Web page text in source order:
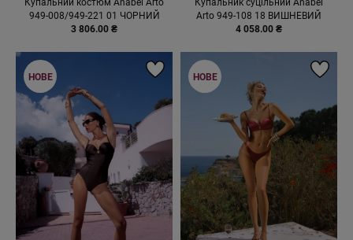
Купальний костюм Anabel Arto
949-008/949-221 01 ЧОРНИЙ
3 806.00 ₴
Купальник суцільний Anabel
Arto 949-108 18 ВИШНЕВИЙ
4 058.00 ₴
НОВЕ НОВЕ